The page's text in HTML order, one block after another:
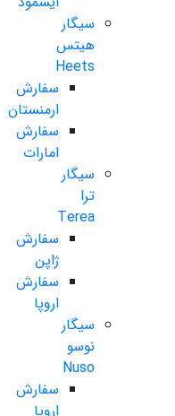
سیگار
هیتس
Heets
سفارش
ارمنستان
سفارش
امارات
سیگار
ترا
Terea
سفارش
ژاپن
سفارش
اروپا
سیگار
نوسو
Nuso
سفارش
اروپا